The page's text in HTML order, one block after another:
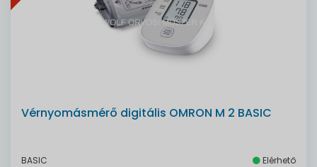
Vérnyomásmérő digitális OMRON M 2 BASIC
BASIC Elérhető